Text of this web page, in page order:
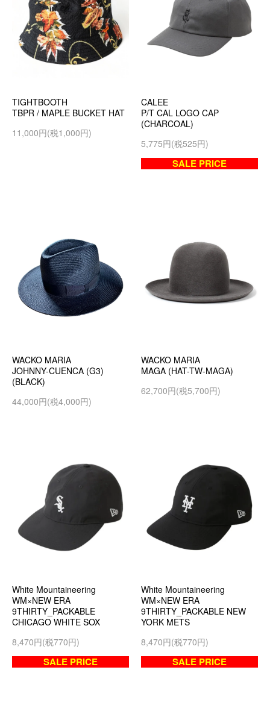
TIGHTBOOTH
TBPR / MAPLE BUCKET HAT
11,000円(税1,000円)
CALEE
P/T CAL LOGO CAP
(CHARCOAL)
5,775円(税525円)
SALE PRICE
WACKO MARIA
JOHNNY-CUENCA (G3)
(BLACK)
44,000円(税4,000円)
WACKO MARIA
MAGA (HAT-TW-MAGA)
62,700円(税5,700円)
White Mountaineering
WM×NEW ERA
9THIRTY_PACKABLE
CHICAGO WHITE SOX
8,470円(税770円)
SALE PRICE
White Mountaineering
WM×NEW ERA
9THIRTY_PACKABLE NEW
YORK METS
8,470円(税770円)
SALE PRICE